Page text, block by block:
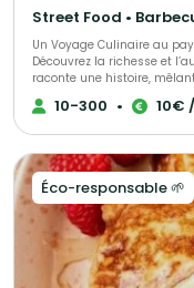
Un Voyage Culinaire au
Découvrez la richesse et
raconte une histoire,
qu’un simple restaurant et
tisser des liens culturels
dans le monde associatif
des événements caritatifs
à cœur.
10-300 • 10€
Éco-responsable 🌱